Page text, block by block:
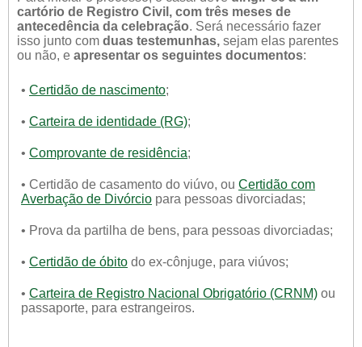
cartório de Registro Civil, com três meses de
antecedência da celebração. Será necessário fazer
isso junto com duas testemunhas, sejam elas parentes
ou não, e apresentar os seguintes documentos:
• Certidão de nascimento;
• Carteira de identidade (RG);
• Comprovante de residência;
• Certidão de casamento do viúvo, ou Certidão com
Averbação de Divórcio para pessoas divorciadas;
• Prova da partilha de bens, para pessoas divorciadas;
• Certidão de óbito do ex-cônjuge, para viúvos;
• Carteira de Registro Nacional Obrigatório (CRNM) ou
passaporte, para estrangeiros.